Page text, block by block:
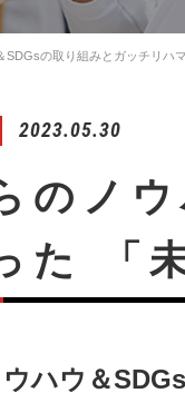
SDGsの取り組みとガッチリハ
2023.05.30
のノ
た 「
ハウ＆